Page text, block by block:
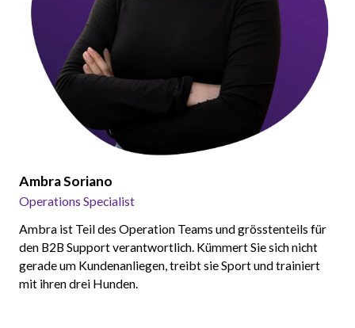
Ambra Soriano
Operations Specialist
Ambra ist Teil des Operation Teams und grösstenteils für
den B2B Support verantwortlich. Kümmert Sie sich nicht
gerade um Kundenanliegen, treibt sie Sport und trainiert
mit ihren drei Hunden.